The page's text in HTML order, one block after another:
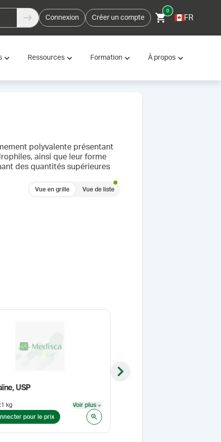
Connexion Créer un compte
0
FR
Ressources Formation À propos
polyvalente présentant
ainsi que leur forme
des quantités supérieures
Vue en grille Vue de liste
USP
1 kg Voir plus
pour le prix
Next slide